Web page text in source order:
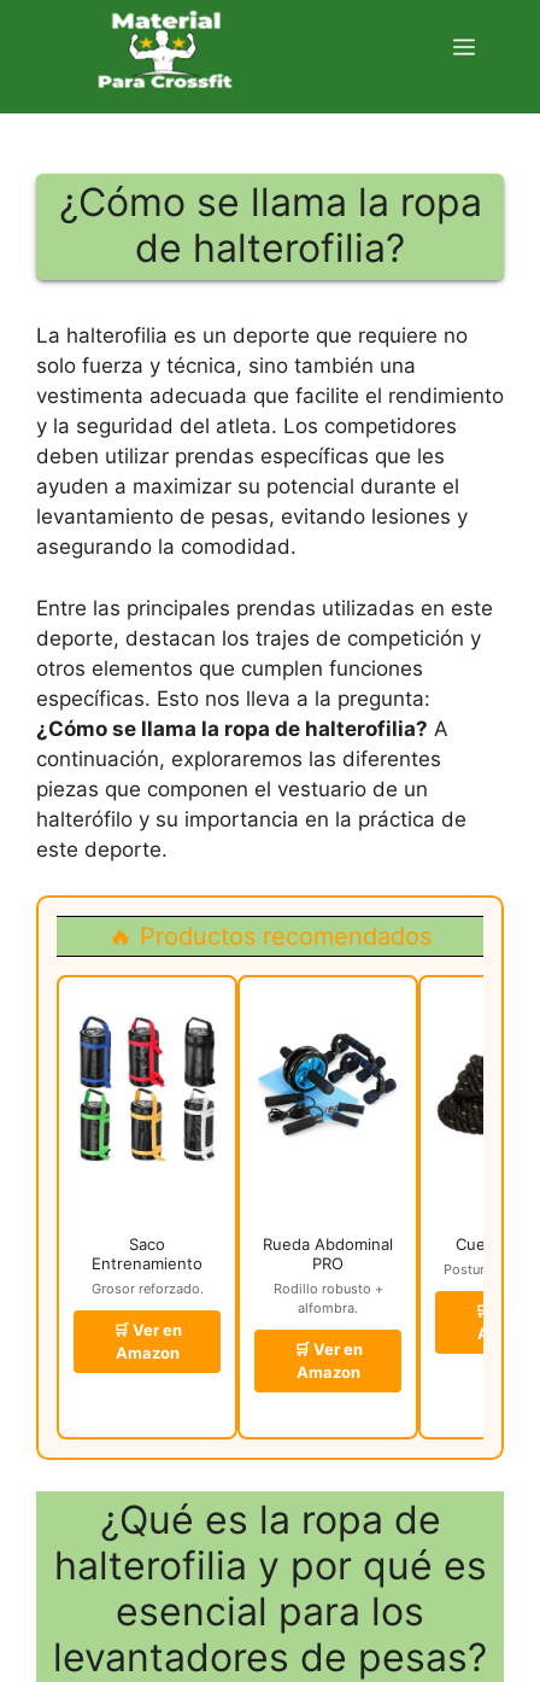
Menú
¿Cómo se llama la ropa
de halterofilia?
La halterofilia es un deporte que requiere no
solo fuerza y técnica, sino también una
vestimenta adecuada que facilite el rendimiento
y la seguridad del atleta. Los competidores
deben utilizar prendas específicas que les
ayuden a maximizar su potencial durante el
levantamiento de pesas, evitando lesiones y
asegurando la comodidad.
Entre las principales prendas utilizadas en este
deporte, destacan los trajes de competición y
otros elementos que cumplen funciones
específicas. Esto nos lleva a la pregunta:
¿Cómo se llama la ropa de halterofilia? A
continuación, exploraremos las diferentes
piezas que componen el vestuario de un
halterófilo y su importancia en la práctica de
este deporte.
🔥 Productos recomendados
Saco
Entrenamiento
Grosor reforzado.
🛒 Ver en
Amazon
Rueda Abdominal
PRO
Rodillo robusto +
alfombra.
🛒 Ver en
Amazon
Cuerda
Postura
🛒 Ver
Amazon
¿Qué es la ropa de
halterofilia y por qué es
esencial para los
levantadores de pesas?